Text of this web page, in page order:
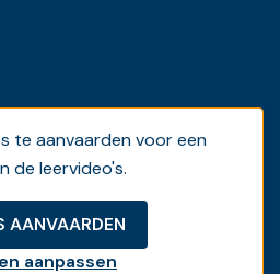
te aanvaarden voor een
de leervideo's.
AANVAARDEN
aanpassen